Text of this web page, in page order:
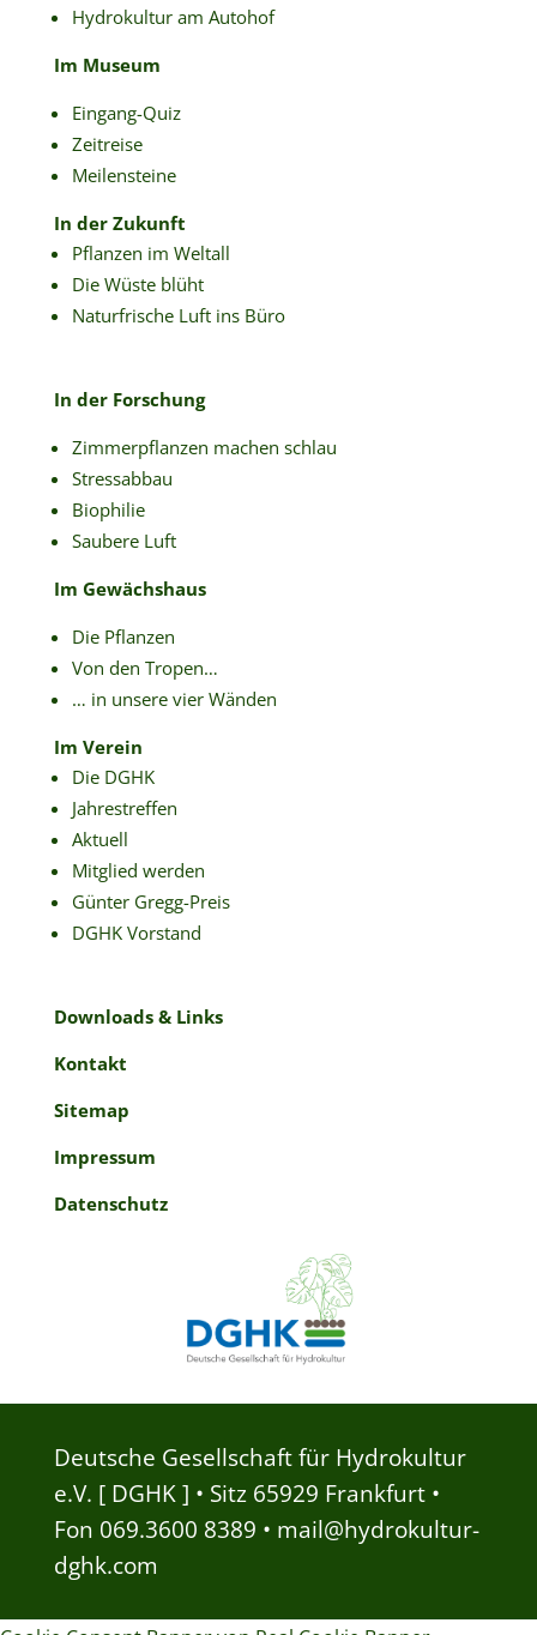
Hydrokultur am Autohof
Im Museum
Eingang-Quiz
Zeitreise
Meilensteine
In der Zukunft
Pflanzen im Weltall
Die Wüste blüht
Naturfrische Luft ins Büro
In der Forschung
Zimmerpflanzen machen schlau
Stressabbau
Biophilie
Saubere Luft
Im Gewächshaus
Die Pflanzen
Von den Tropen…
… in unsere vier Wänden
Im Verein
Die DGHK
Jahrestreffen
Aktuell
Mitglied werden
Günter Gregg-Preis
DGHK Vorstand
Downloads & Links
Kontakt
Sitemap
Impressum
Datenschutz
Deutsche Gesellschaft für Hydrokultur
e.V. [ DGHK ] • Sitz 65929 Frankfurt •
Fon 069.3600 8389 • mail@hydrokultur-
dghk.com